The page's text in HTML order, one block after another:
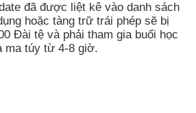
đã được liệt kê vào danh sách
hoặc tàng trữ trái phép sẽ bị
Đài tệ và phải tham gia buổi học
ma túy từ 4-8 giờ.